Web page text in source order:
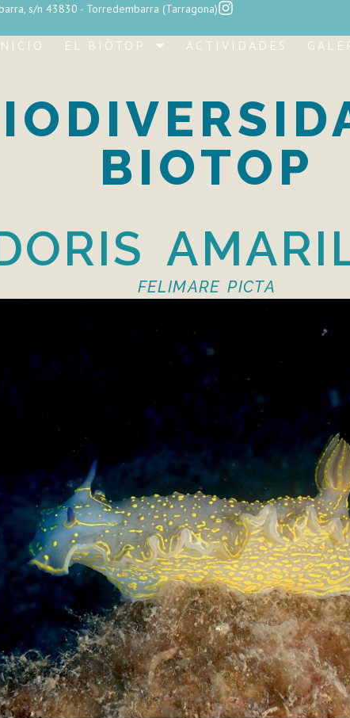
s/n 43830 - Torredembarra (Tarragona)
EL BIÒTOP ACTIVIDADES
BIOTOP
FELIMARE PICTA